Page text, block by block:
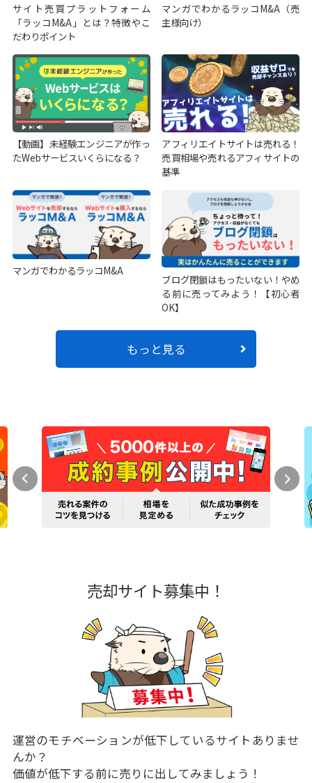
サイト売買プラットフォーム
「ラッコM&A」とは？特徴やこ
だわりポイント
マンガでわかるラッコM&A（売
主様向け）
【動画】未経験エンジニアが作っ
たWebサービスいくらになる？
アフィリエイトサイトは売れる！
売買相場や売れるアフィサイトの
基準
マンガでわかるラッコM&A
ブログ閉鎖はもったいない！やめ
る前に売ってみよう！【初心者
OK】
もっと見る
売却サイト募集中！
運営のモチベーションが低下しているサイトありませ
んか？
価値が低下する前に売りに出してみましょう！